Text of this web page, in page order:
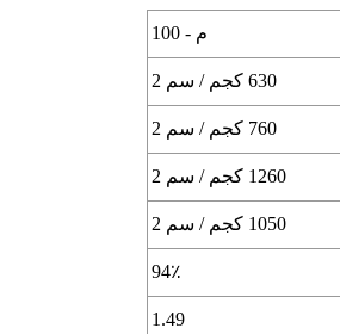
م - 100
630 كجم / سم 2
760 كجم / سم 2
1260 كجم / سم 2
1050 كجم / سم 2
94٪
1.49